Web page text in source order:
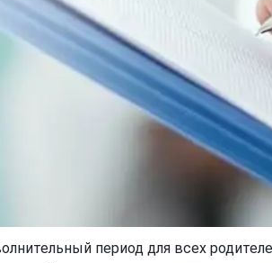
период для всех